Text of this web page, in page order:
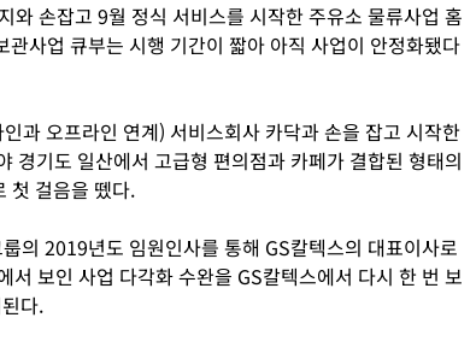
와 손잡고 9월 정식 서비스를 시작한 주유소 물류사업 홈
사업 큐부는 시행 기간이 짧아 아직 사업이 안정화됐다
과 오프라인 연계) 서비스회사 카닥과 손을 잡고 시작한
경기도 일산에서 고급형 편의점과 카페가 결합된 형태의
첫 걸음을 뗐다.
의 2019년도 임원인사를 통해 GS칼텍스의 대표이사로
서 보인 사업 다각화 수완을 GS칼텍스에서 다시 한 번 보
다.